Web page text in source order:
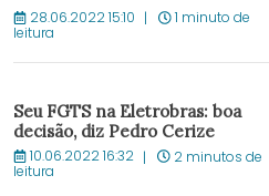
28.06.2022 15:10 1 minuto de
leitura
Seu FGTS na Eletrobras: boa
decisão, diz Pedro Cerize
10.06.2022 16:32 2 minutos de
leitura